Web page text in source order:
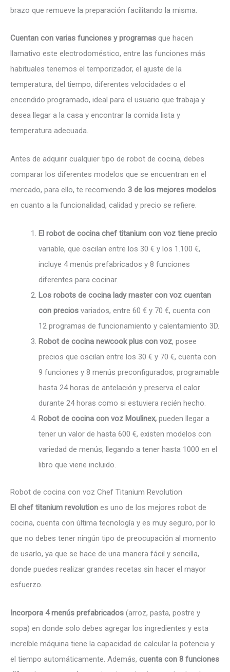
brazo que remueve la preparación facilitando la misma.
Cuentan con varias funciones y programas que hacen
llamativo este electrodoméstico, entre las funciones más
habituales tenemos el temporizador, el ajuste de la
temperatura, del tiempo, diferentes velocidades o el
encendido programado, ideal para el usuario que trabaja y
desea llegar a la casa y encontrar la comida lista y
temperatura adecuada.
Antes de adquirir cualquier tipo de robot de cocina, debes
comparar los diferentes modelos que se encuentran en el
mercado, para ello, te recomiendo 3 de los mejores modelos
en cuanto a la funcionalidad, calidad y precio se refiere.
El robot de cocina chef titanium con voz tiene precio
variable, que oscilan entre los 30 € y los 1.100 €,
incluye 4 menús prefabricados y 8 funciones
diferentes para cocinar.
Los robots de cocina lady master con voz cuentan
con precios variados, entre 60 € y 70 €, cuenta con
12 programas de funcionamiento y calentamiento 3D.
Robot de cocina newcook plus con voz, posee
precios que oscilan entre los 30 € y 70 €, cuenta con
9 funciones y 8 menús preconfigurados, programable
hasta 24 horas de antelación y preserva el calor
durante 24 horas como si estuviera recién hecho.
Robot de cocina con voz Moulinex, pueden llegar a
tener un valor de hasta 600 €, existen modelos con
variedad de menús, llegando a tener hasta 1000 en el
libro que viene incluido.
Robot de cocina con voz Chef Titanium Revolution
El chef titanium revolution es uno de los mejores robot de
cocina, cuenta con última tecnología y es muy seguro, por lo
que no debes tener ningún tipo de preocupación al momento
de usarlo, ya que se hace de una manera fácil y sencilla,
donde puedes realizar grandes recetas sin hacer el mayor
esfuerzo.
Incorpora 4 menús prefabricados (arroz, pasta, postre y
sopa) en donde solo debes agregar los ingredientes y esta
increíble máquina tiene la capacidad de calcular la potencia y
el tiempo automáticamente. Además, cuenta con 8 funciones